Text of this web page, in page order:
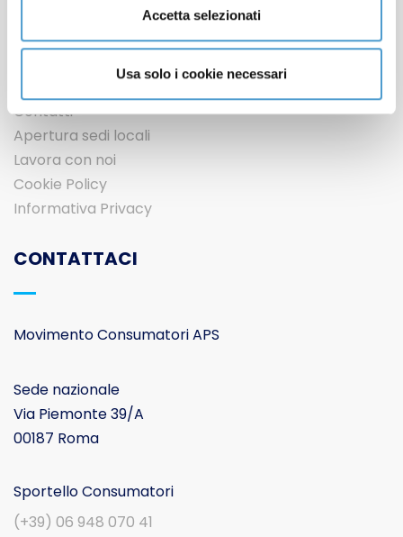
Accetta selezionati
Usa solo i cookie necessari
Contatti
Apertura sedi locali
Lavora con noi
Cookie Policy
Informativa Privacy
CONTATTACI
Movimento Consumatori APS
Sede nazionale
Via Piemonte 39/A
00187 Roma
Sportello Consumatori
(+39) 06 948 070 41